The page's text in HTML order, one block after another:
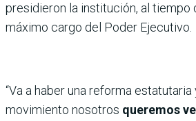
presidieron la institución, al tiempo
máximo cargo del Poder Ejecutivo.
“Va a haber una reforma
movimiento nosotros queremos